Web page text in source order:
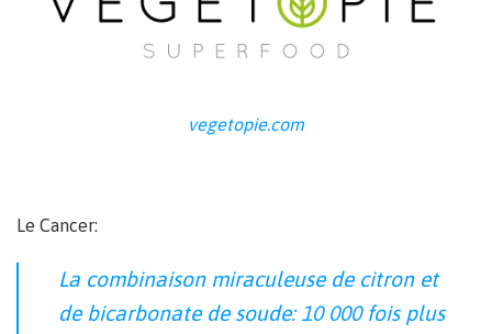
vegetopie.com
Le Cancer:
La combinaison miraculeuse de citron et
de bicarbonate de soude: 10 000 fois plus